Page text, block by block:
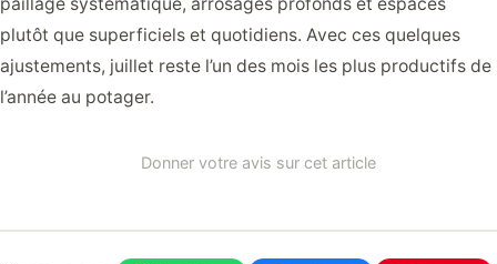
plutôt que superficiels et quotidiens. Avec ces quelques
ajustements, juillet reste l’un des mois les plus productifs de
l’année au potager.
Donner votre avis sur cet article